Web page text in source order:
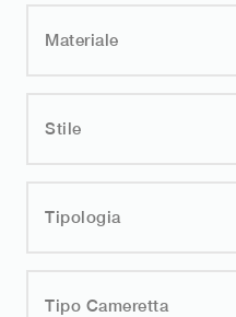
Materiale
Stile
Tipologia
Tipo Cameretta